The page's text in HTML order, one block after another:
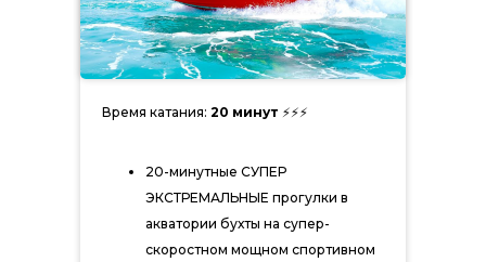
20-минутные СУПЕР
ЭКСТРЕМАЛЬНЫЕ прогулки в
акватории бухты на супер-
скоростном мощном спортивном
Время катания: 20 минут ⚡⚡⚡